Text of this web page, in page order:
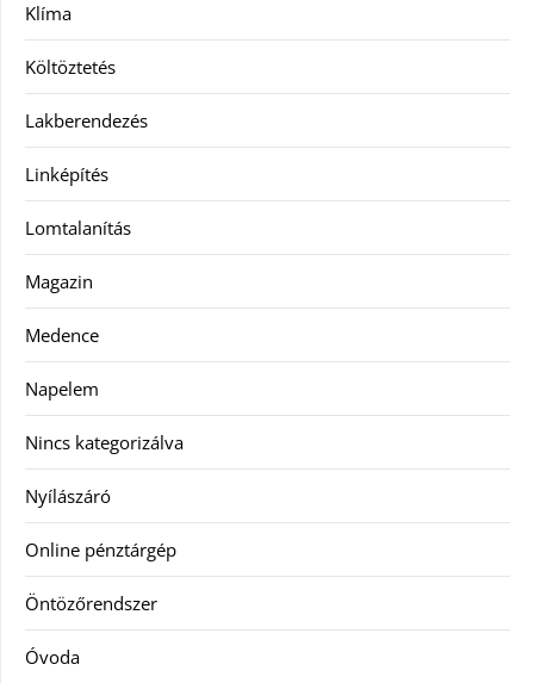
Klíma
Költöztetés
Lakberendezés
Linképítés
Lomtalanítás
Magazin
Medence
Napelem
Nincs kategorizálva
Nyílászáró
Online pénztárgép
Öntözőrendszer
Óvoda